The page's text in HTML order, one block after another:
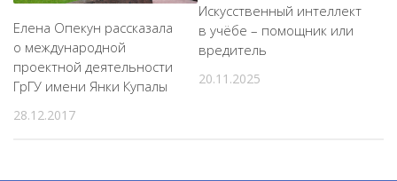
Елена Опекун рассказала
о международной
проектной деятельности
ГрГУ имени Янки Купалы
28.12.2017
Искусственный интеллект
в учёбе – помощник или
вредитель
20.11.2025